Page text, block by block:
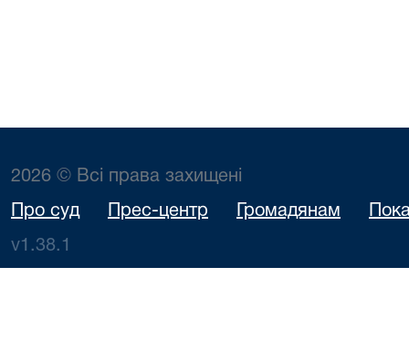
2026 © Всі права захищені
Про суд Прес-центр Громадянам
v1.38.1